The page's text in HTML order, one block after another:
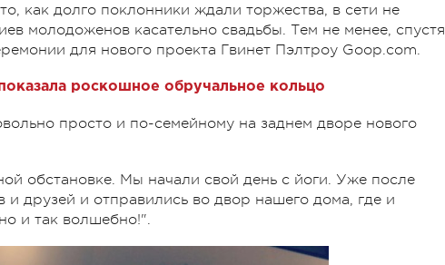
как долго поклонники ждали торжества, в сети не
молодоженов касательно свадьбы. Тем не менее, спустя
для нового проекта Гвинет Пэлтроу Goop.com.
роскошное обручальное кольцо
просто и по-семейному на заднем дворе нового
обстановке. Мы начали свой день с йоги. Уже после
и друзей и отправились во двор нашего дома, где и
и так волшебно!".